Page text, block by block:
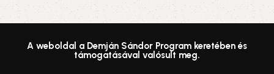
A weboldal a Demján Sándor Program keretében és
támogatásával valósult meg.